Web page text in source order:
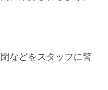
などをスタッフに警